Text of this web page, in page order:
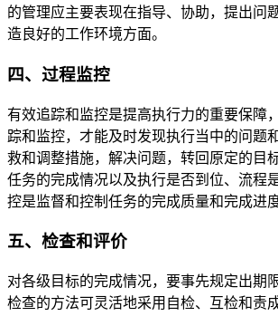
的管理应主要表现在指导、协助，提出问
造良好的工作环境方面。
四、过程监控
有效追踪和监控是提高执行力的重要保障
踪和监控，才能及时发现执行当中的问题
救和调整措施，解决问题，转回原定的目
任务的完成情况以及执行是否到位、流程
控是监督和控制任务的完成质量和完成进度
五、检查和评价
对各级目标的完成情况，要事先规定出期
检查的方法可灵活地采用自检、互检和责